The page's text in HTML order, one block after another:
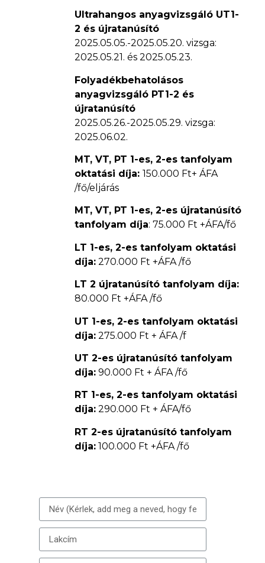
Ultrahangos anyagvizsgáló UT1-
2 és újratanúsító
2025.05.05.-2025.05.20. vizsga:
2025.05.21. és 2025.05.23.
Folyadékbehatolásos
anyagvizsgáló PT1-2 és
újratanúsító
2025.05.26.-2025.05.29. vizsga:
2025.06.02.
MT, VT, PT 1-es, 2-es tanfolyam
oktatási díja: 150.000 Ft+ ÁFA
/fő/eljárás
MT, VT, PT 1-es, 2-es újratanúsító
tanfolyam díja: 75.000 Ft +ÁFA/fő
LT 1-es, 2-es tanfolyam oktatási
díja: 270.000 Ft +ÁFA /fő
LT 2 újratanúsító tanfolyam díja:
80.000 Ft +ÁFA /fő
UT 1-es, 2-es tanfolyam oktatási
díja: 275.000 Ft + ÁFA /f
UT 2-es újratanúsító tanfolyam
díja: 90.000 Ft + ÁFA /fő
RT 1-es, 2-es tanfolyam oktatási
díja: 290.000 Ft + ÁFA/fő
RT 2-es újratanúsító tanfolyam
díja: 100.000 Ft +ÁFA /fő